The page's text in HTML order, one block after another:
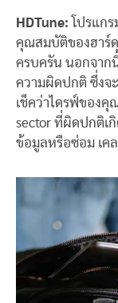
HDTune: โปรแก
คุณสมบัติของฮาร์ด
ครบครัน นอกจาก
ความผิดปกติ ซึ่งจ
เช็คว่าไดรฟ์ของคุ
sector ที่ผิดปกติเ
ข้อมูลหรือซ่อม เค